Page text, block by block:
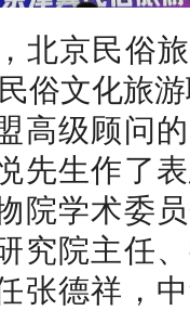
北京民俗
俗文化旅
高级顾问
先生作了
院学术委
究院主任
张德祥，